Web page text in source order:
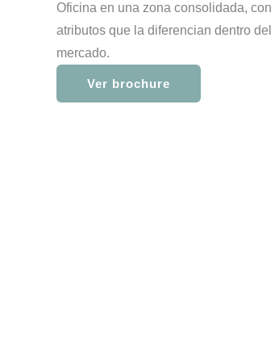
Oficina en una zona consolidada, con
atributos que la diferencian dentro del
mercado.
Ver brochure